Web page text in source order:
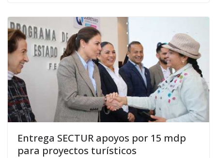
Entrega SECTUR apoyos por 15 mdp
para proyectos turísticos